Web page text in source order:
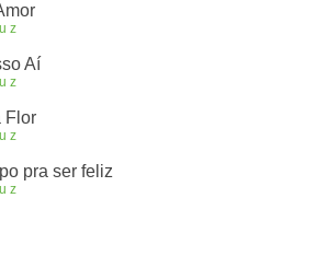
Aí
Flor
pra ser feliz